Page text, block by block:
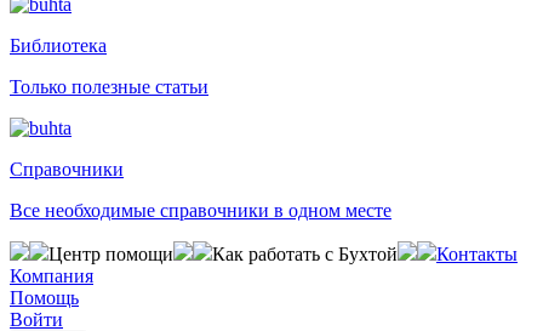
Библиотека
Только полезные статьи
Справочники
Все необходимые справочники в одном месте
Центр помощи Как работать с Бухтой
Контакты
Компания
Помощь
Войти